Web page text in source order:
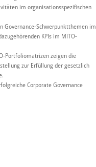
im organisationsspezifischen
Governance-Schwerpunktthemen im
KPIs im MITO-
Portfoliomatrizen zeigen die
zur Erfüllung der gesetzlich
Corporate Governance